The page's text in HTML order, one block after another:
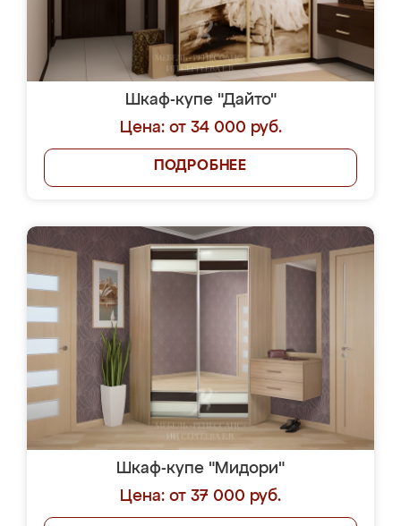
Шкаф-купе "Дайто"
Цена: от 34 000 руб.
ПОДРОБНЕЕ
Шкаф-купе "Мидори"
Цена: от 37 000 руб.